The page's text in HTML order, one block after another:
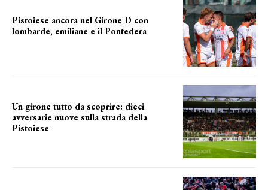
Pistoiese ancora nel Girone D con
lombarde, emiliane e il Pontedera
Un girone tutto da scoprire: dieci
avversarie nuove sulla strada della
Pistoiese